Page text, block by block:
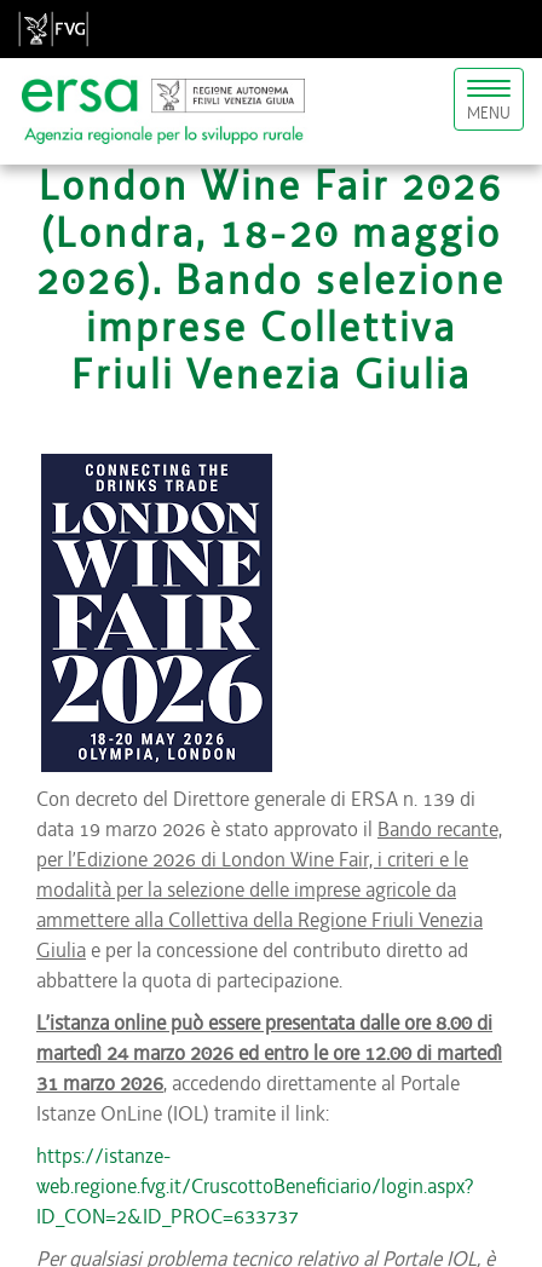
Toggle
MENU
London Wine Fair 2026
(Londra, 18-20 maggio
2026). Bando selezione
imprese Collettiva
Friuli Venezia Giulia
Con decreto del Direttore generale di ERSA n. 139 di
data 19 marzo 2026 è stato approvato il Bando recante,
per l’Edizione 2026 di London Wine Fair, i criteri e le
modalità per la selezione delle imprese agricole da
ammettere alla Collettiva della Regione Friuli Venezia
Giulia e per la concessione del contributo diretto ad
abbattere la quota di partecipazione.
L’istanza online può essere presentata dalle ore 8.00 di
martedì 24 marzo 2026 ed entro le ore 12.00 di martedì
31 marzo 2026, accedendo direttamente al Portale
Istanze OnLine (IOL) tramite il link:
https://istanze-
web.regione.fvg.it/CruscottoBeneficiario/login.aspx?
ID_CON=2&ID_PROC=633737
Per qualsiasi problema tecnico relativo al Portale IOL, è